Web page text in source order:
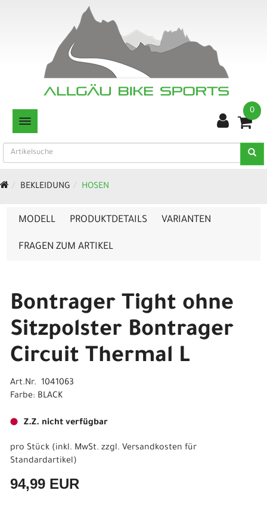
TOGGLE NAVIGATION
0
BEKLEIDUNG HOSEN
MODELL PRODUKTDETAILS VARIANTEN
FRAGEN ZUM ARTIKEL
Bontrager Tight ohne
Sitzpolster Bontrager
Circuit Thermal L
Art.Nr. 1041063
Farbe: BLACK
Z.Z. nicht verfügbar
pro Stück (inkl. MwSt. zzgl. Versandkosten für
Standardartikel)
94,99 EUR